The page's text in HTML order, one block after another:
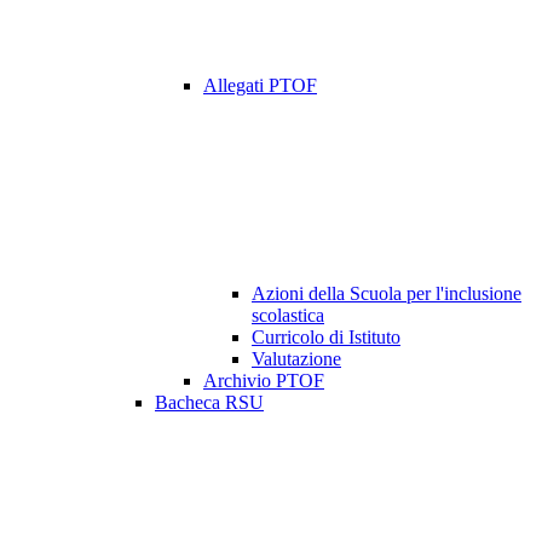
Allegati PTOF
Azioni della Scuola per l'inclusione
scolastica
Curricolo di Istituto
Valutazione
Archivio PTOF
Bacheca RSU